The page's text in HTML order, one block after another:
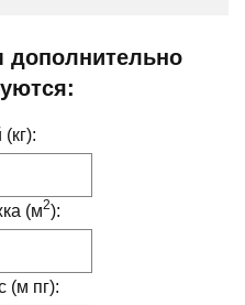
дополнительно
(кг):
(м2):
(м пг):